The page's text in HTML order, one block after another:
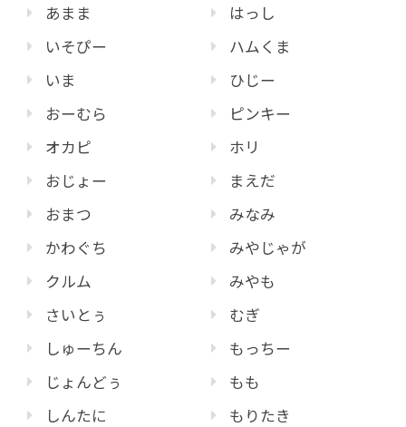
あまま
いそぴー
いま
おーむら
オカピ
おじょー
おまつ
かわぐち
クルム
さいとぅ
しゅーちん
じょんどぅ
しんたに
はっし
ハムくま
ひじー
ピンキー
ホリ
まえだ
みなみ
みやじゃが
みやも
むぎ
もっちー
もも
もりたき